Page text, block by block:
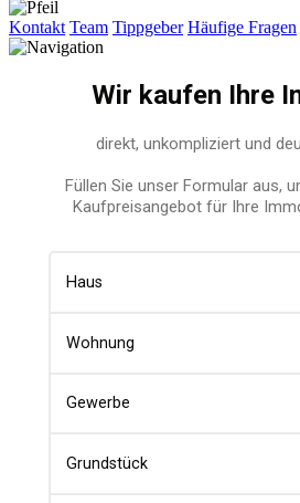
Kontakt Team Tippgeber Häufige Fragen